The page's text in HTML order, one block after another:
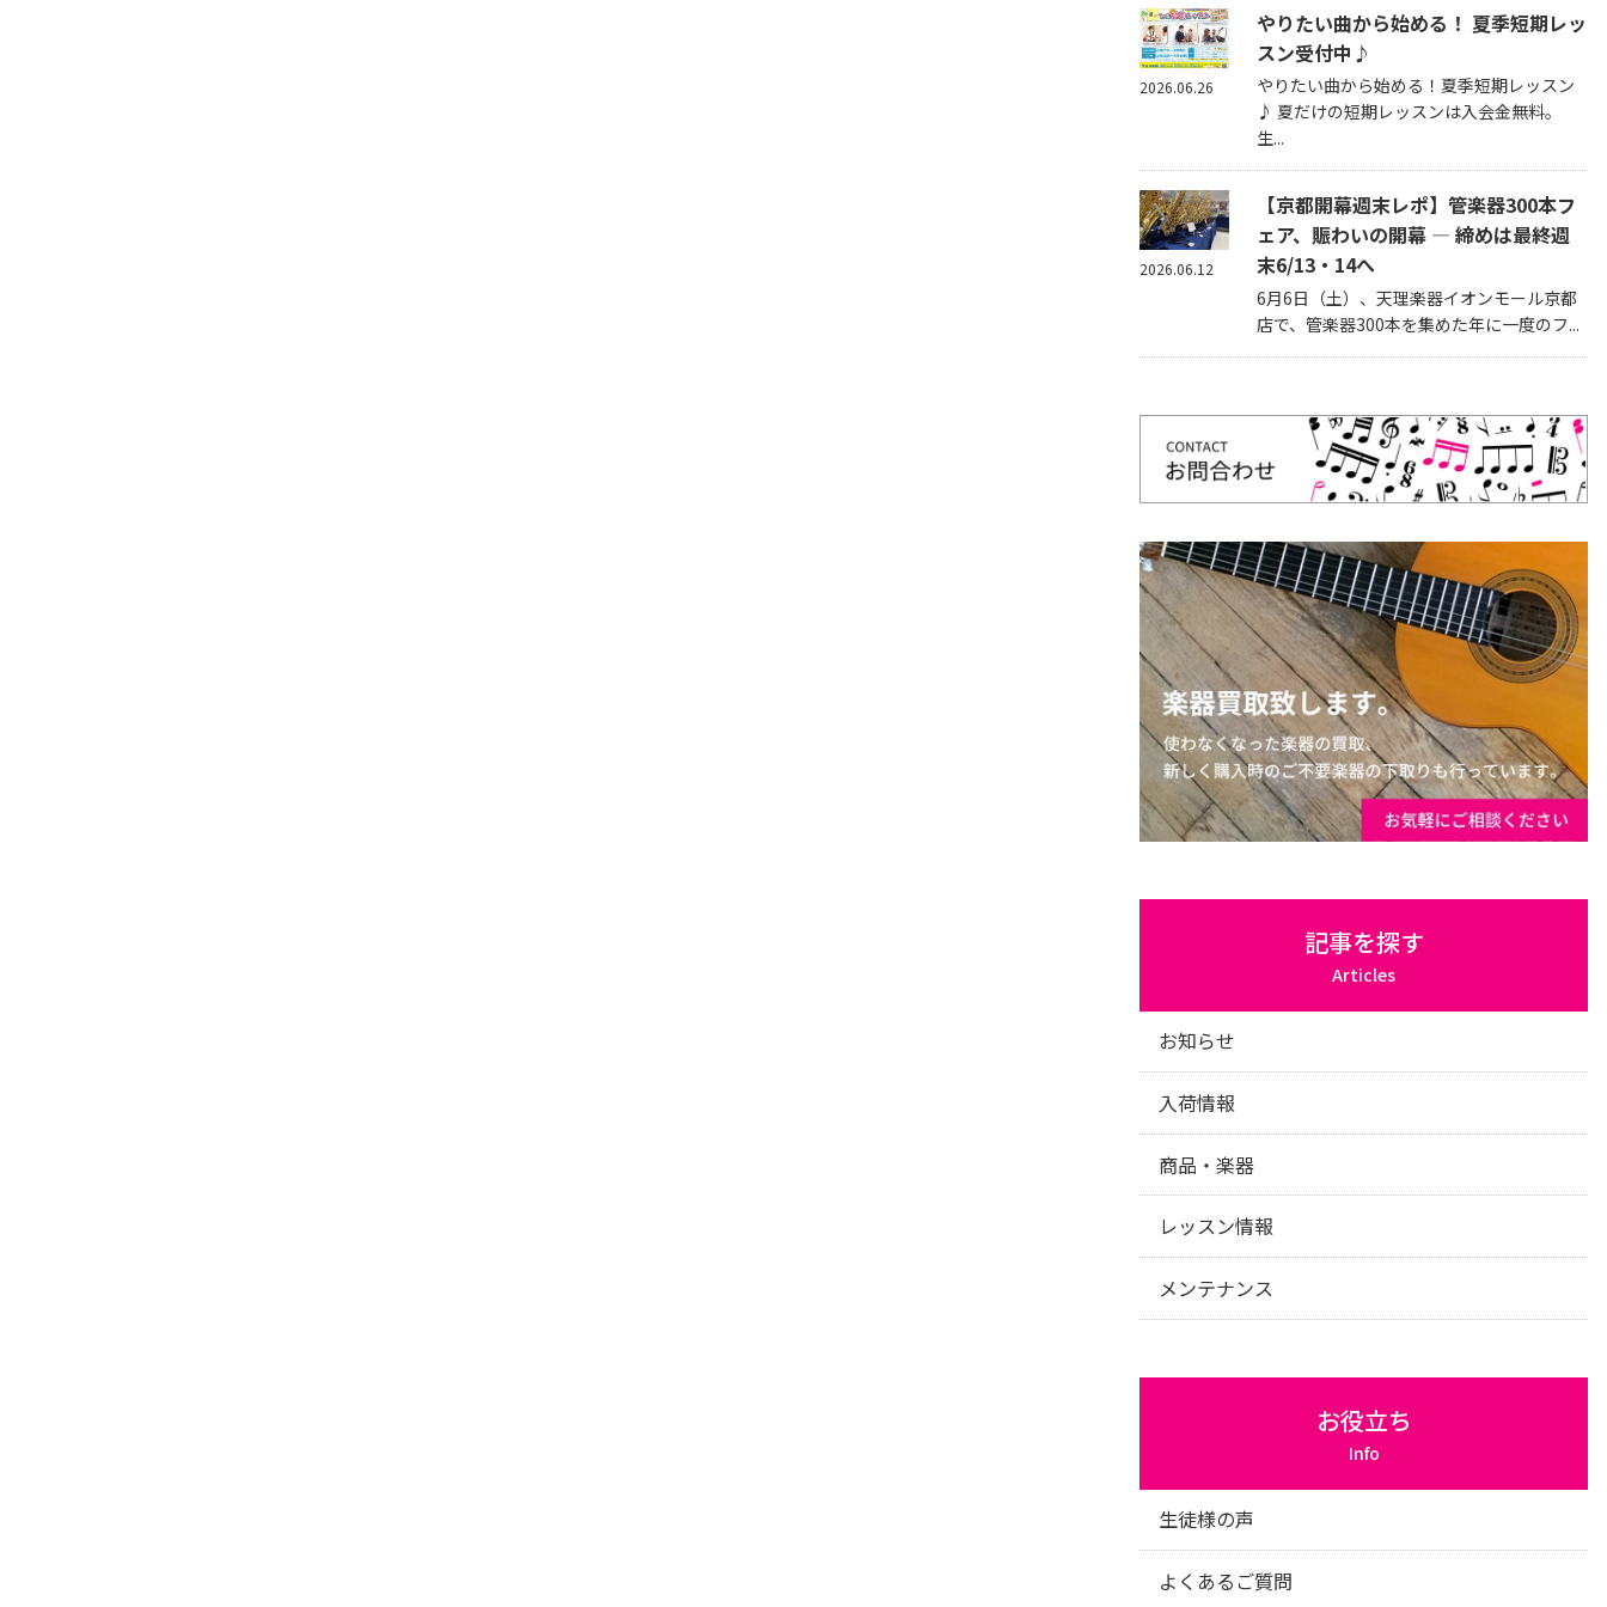
やりたい曲から始める！ 夏季短期レッ
スン受付中♪
やりたい曲から始める！夏季短期レッスン
♪ 夏だけの短期レッスンは入会金無料。
生...
2026.06.26
【京都開幕週末レポ】管楽器300本フ
ェア、賑わいの開幕 — 締めは最終週
末6/13・14へ
6月6日（土）、天理楽器イオンモール京都
店で、管楽器300本を集めた年に一度のフ...
2026.06.12
記事を探す
Articles
お知らせ
入荷情報
商品・楽器
レッスン情報
メンテナンス
お役立ち
Info
生徒様の声
よくあるご質問